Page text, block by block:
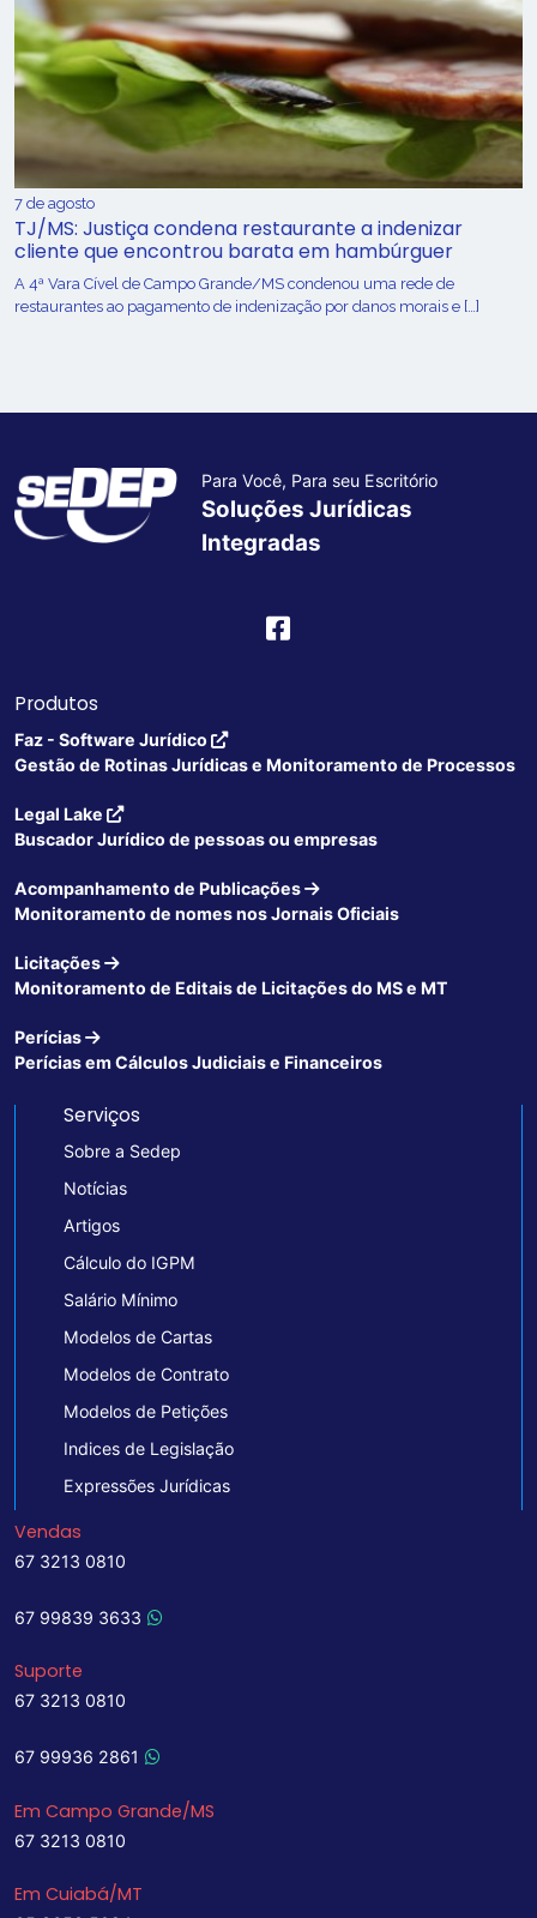
7 de agosto
TJ/MS: Justiça condena restaurante a indenizar
cliente que encontrou barata em hambúrguer
A 4ª Vara Cível de Campo Grande/MS condenou uma rede de
restaurantes ao pagamento de indenização por danos morais e […]
Para Você, Para seu Escritório
Soluções Jurídicas
Integradas
Produtos
Faz - Software Jurídico
Gestão de Rotinas Jurídicas e Monitoramento de Processos
Legal Lake
Buscador Jurídico de pessoas ou empresas
Acompanhamento de Publicações
Monitoramento de nomes nos Jornais Oficiais
Licitações
Monitoramento de Editais de Licitações do MS e MT
Perícias
Perícias em Cálculos Judiciais e Financeiros
Serviços
Sobre a Sedep
Notícias
Artigos
Cálculo do IGPM
Salário Mínimo
Modelos de Cartas
Modelos de Contrato
Modelos de Petições
Indices de Legislação
Expressões Jurídicas
Vendas
67 3213 0810
67 99839 3633
Suporte
67 3213 0810
67 99936 2861
Em Campo Grande/MS
67 3213 0810
Em Cuiabá/MT